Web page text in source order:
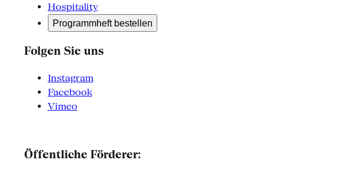
Hospitality
Programmheft bestellen
Folgen Sie uns
Instagram
Facebook
Vimeo
Öffentliche Förderer: